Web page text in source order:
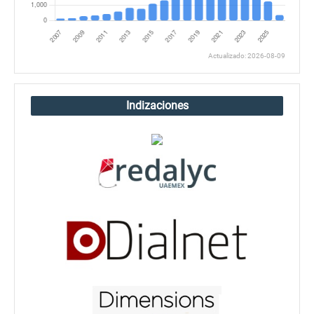
Actualizado: 2026-08-09
Indizaciones